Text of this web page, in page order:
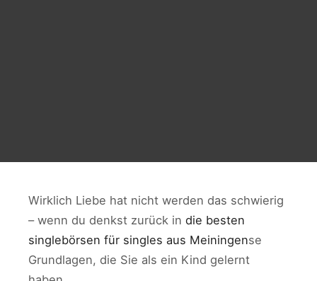
Wirklich Liebe hat nicht werden das schwierig
– wenn du denkst zurück in die besten
singlebörsen für singles aus Meiningense
Grundlagen, die Sie als ein Kind gelernt